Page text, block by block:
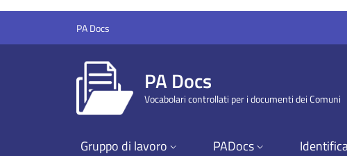
PA Docs
PA Docs
Vocabolari controllati per i documenti dei Comuni
Gruppo di lavoro PADocs